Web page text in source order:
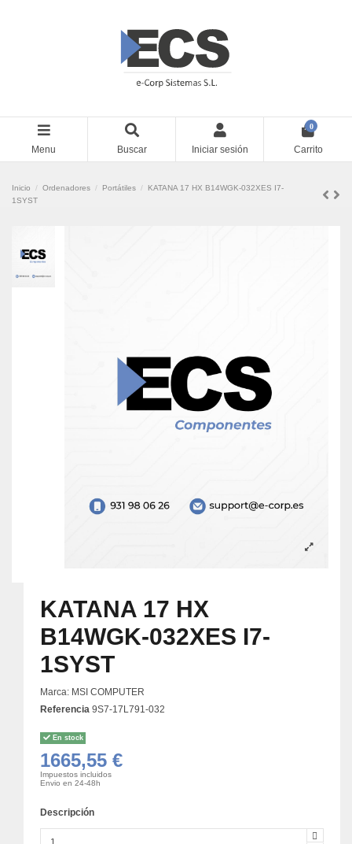
Menu Buscar Iniciar sesión
0
Carrito
Inicio Ordenadores Portátiles
KATANA 17 HX B14WGK-032XES I7-
1SYST
KATANA 17 HX
B14WGK-032XES I7-
1SYST
Marca: MSI COMPUTER
Referencia 9S7-17L791-032
En stock
1665,55 €
Impuestos incluidos
Envio en 24-48h
Descripción